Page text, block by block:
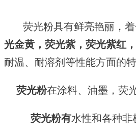
荧光粉具有鲜亮艳丽，
光金黄 ，荧光紫，荧光紫红
耐温、耐溶剂等性能方面的
荧光粉在涂料、油墨，荧
荧光粉有水性和各种非